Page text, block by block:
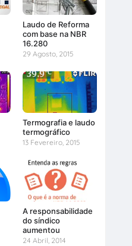
Laudo de Reforma
com base na NBR
16.280
29 Agosto, 2015
Termografia e laudo
termográfico
13 Fevereiro, 2015
A responsabilidade
do síndico
aumentou
24 Abril, 2014